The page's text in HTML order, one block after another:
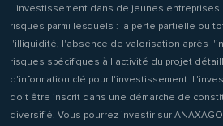
L'investissement dans de jeunes
risques parmi lesquels : la perte partielle ou
l'illiquidité, l'absence de valorisation après
risques spécifiques à l'activité du projet
d'information clé pour l'investissement.
doit être inscrit dans une démarche de
diversifié. Vous pourrez investir sur